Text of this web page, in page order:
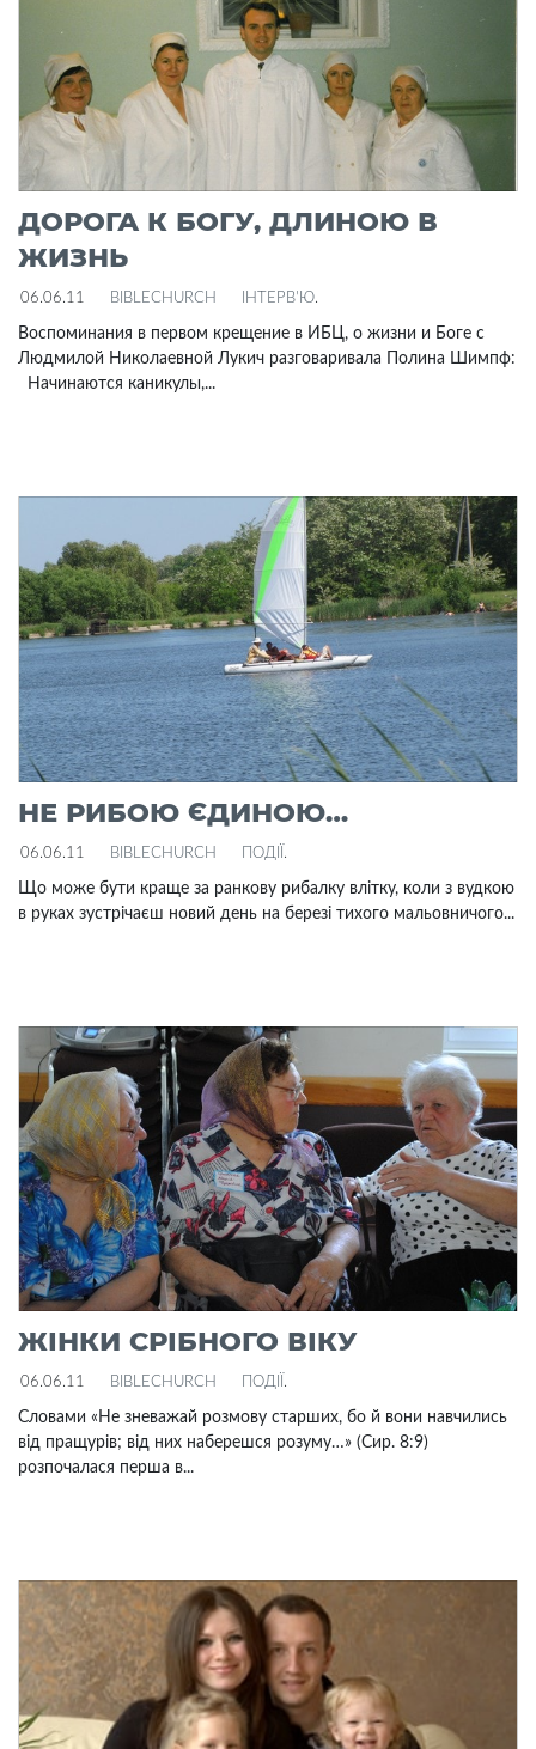
ДОРОГА К БОГУ, ДЛИНОЮ В
ЖИЗНЬ
06.06.11 BIBLECHURCH ІНТЕРВ'Ю.
Воспоминания в первом крещение в ИБЦ, о жизни и Боге с
Людмилой Николаевной Лукич разговаривала Полина Шимпф:
Начинаются каникулы,...
НЕ РИБОЮ ЄДИНОЮ…
06.06.11 BIBLECHURCH ПОДІЇ .
Що може бути краще за ранкову рибалку влітку, коли з вудкою
в руках зустрічаєш новий день на березі тихого мальовничого...
ЖІНКИ СРІБНОГО ВІКУ
06.06.11 BIBLECHURCH ПОДІЇ .
Cловами «Не зневажай розмову старших, бо й вони навчились
від пращурів; від них наберешся розуму…» (Сир. 8:9)
розпочалася перша в...